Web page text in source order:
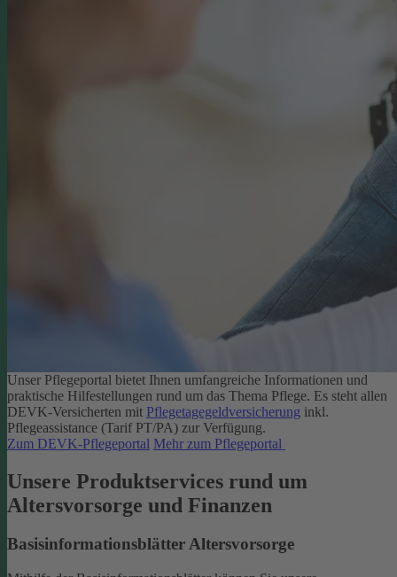
Unser Pflegeportal bietet Ihnen umfangreiche Informationen und
praktische Hilfestellungen rund um das Thema Pflege. Es steht allen
DEVK-Versicherten mit Pflegetagegeldversicherung inkl.
Pflegeassistance (Tarif PT/PA) zur Verfügung.
Zum DEVK-Pflegeportal Mehr zum Pflegeportal
Unsere Produktservices rund um
Altersvorsorge und Finanzen
Basisinformationsblätter Altersvorsorge